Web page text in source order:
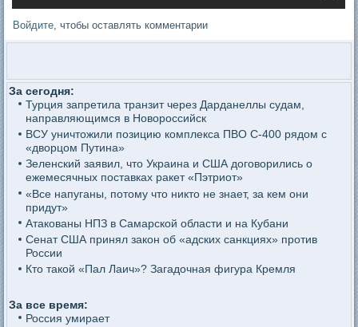
Войдите , чтобы оставлять комментарии
За сегодня:
Турция запретила транзит через Дарданеллы судам,
направляющимся в Новороссийск
ВСУ уничтожили позицию комплекса ПВО С-400 рядом с
«дворцом Путина»
Зеленский заявил, что Украина и США договорились о
ежемесячных поставках ракет «Пэтриот»
«Все напуганы, потому что никто не знает, за кем они
придут»
Атакованы НПЗ в Самарской области и на Кубани
Сенат США принял закон об «адских санкциях» против
России
Кто такой «Пал Лаич»? Загадочная фигура Кремля
За все время:
Россия умирает